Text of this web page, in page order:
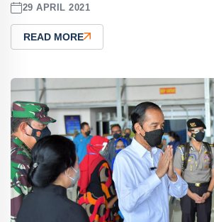
29 APRIL 2021
READ MORE